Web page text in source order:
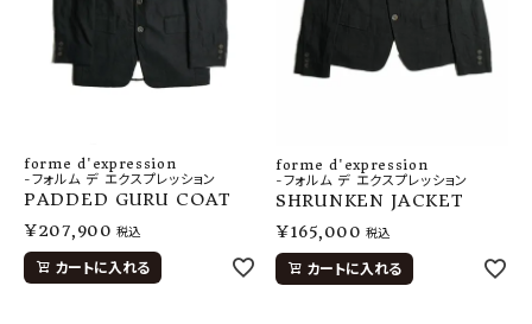
forme d'expression
-フォルム デ エクスプレッション
PADDED GURU COAT
¥207,900 税込
カートに入れる
forme d'expression
-フォルム デ エクスプレッション
SHRUNKEN JACKET
¥165,000 税込
カートに入れる